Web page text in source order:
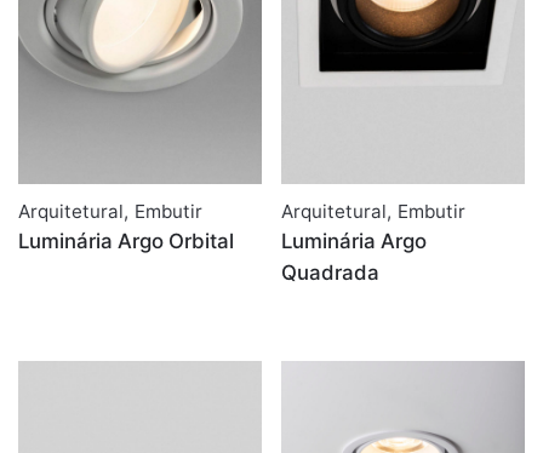
Arquitetural, Embutir
Luminária Argo Orbital
Arquitetural, Embutir
Luminária Argo
Quadrada